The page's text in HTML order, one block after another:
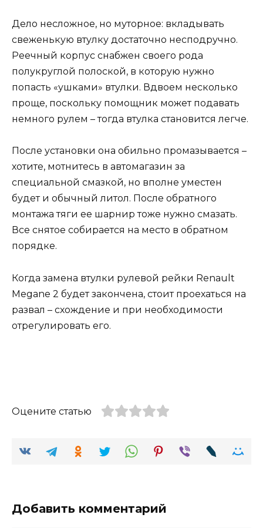
Дело несложное, но муторное: вкладывать
свеженькую втулку достаточно несподручно.
Реечный корпус снабжен своего рода
полукруглой полоской, в которую нужно
попасть «ушками» втулки. Вдвоем несколько
проще, поскольку помощник может подавать
немного рулем – тогда втулка становится легче.
После установки она обильно промазывается –
хотите, мотнитесь в автомагазин за
специальной смазкой, но вполне уместен
будет и обычный литол. После обратного
монтажа тяги ее шарнир тоже нужно смазать.
Все снятое собирается на место в обратном
порядке.
Когда замена втулки рулевой рейки Renault
Megane 2 будет закончена, стоит проехаться на
развал – схождение и при необходимости
отрегулировать его.
Оцените статью
Добавить комментарий